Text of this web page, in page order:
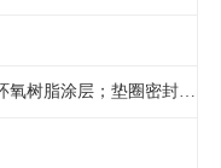
压铸铝合金壳体；环氧树脂涂层；垫圈密封；卡紧螺丝